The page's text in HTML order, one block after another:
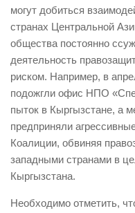
могут добиться
странах Центральной
общества постоянно
деятельность
риском. Например, в
подожгли офис НПО
пыток в Кыргызстане, а
предприняли
Коалиции, обвиняя
западными странами в
Кыргызстана.
Необходимо отметить,